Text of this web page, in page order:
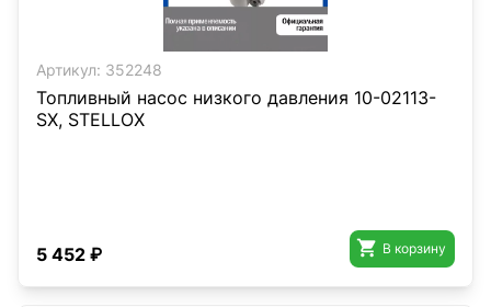
Артикул: 352248
Топливный насос низкого давления 10-02113-
SX, STELLOX
5 452 ₽  В корзину